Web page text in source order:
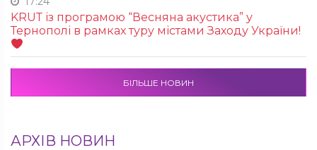
KRUТ із програмою “Весняна акустика” у
Тернополі в рамках туру містами Заходу України!
БІЛЬШЕ НОВИН
АРХІВ НОВИН